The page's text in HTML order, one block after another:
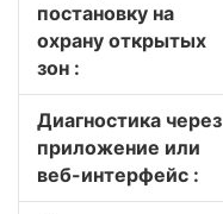
постановку на
охрану открытых
зон :
Диагностика через
приложение или
веб-интерфейс :